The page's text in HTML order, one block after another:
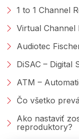
1 to 1 Channel
Virtual Channel
Audiotec
DiSAC – Digital
ATM –
Čo všetko
Ako nastaviť
reproduktory?